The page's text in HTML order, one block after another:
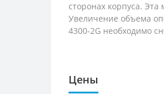
сторонах корпуса.
Увеличение объема
4300-2G необходимо
Цены